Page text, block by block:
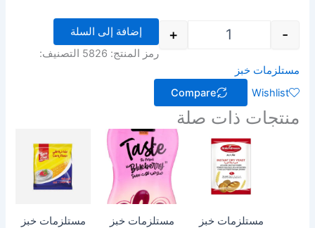
-
+
إضافة إلى السلة
رمز المنتج: 5826
التصنيف:
مستلزمات خبز
Wishlist
Compare
منتجات ذات صلة
مستلزمات خبز مستلزمات خبز مستلزمات خبز